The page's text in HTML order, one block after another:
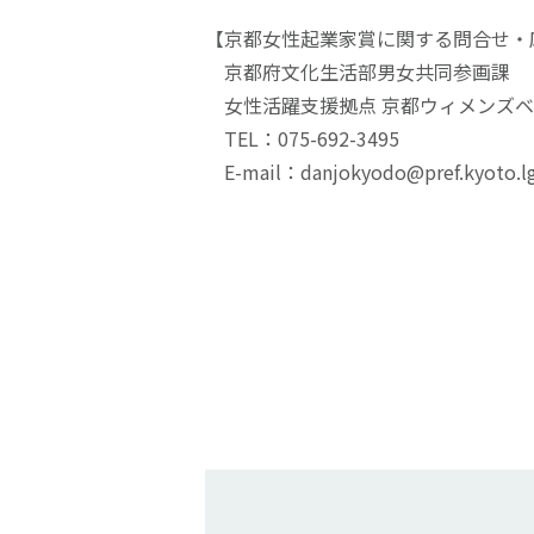
【京都女性起業家賞に関する問合せ・
京都府文化生活部男女共同参画課
女性活躍支援拠点 京都ウィメンズ
TEL：075-692-3495
E-mail：